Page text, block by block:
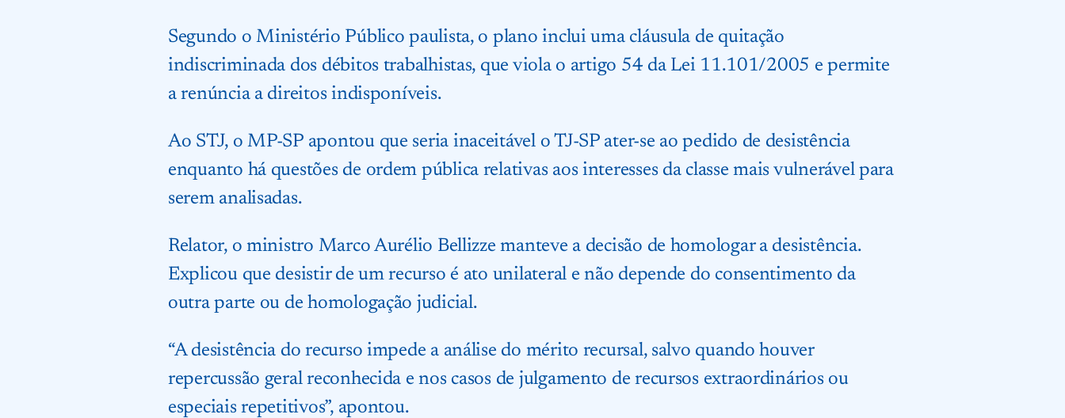
Segundo o Ministério Público paulista, o plano inclui uma cláusula de quitação
indiscriminada dos débitos trabalhistas, que viola o artigo 54 da Lei 11.101/2005 e permite
a renúncia a direitos indisponíveis.
Ao STJ, o MP-SP apontou que seria inaceitável o TJ-SP ater-se ao pedido de desistência
enquanto há questões de ordem pública relativas aos interesses da classe mais vulnerável para
serem analisadas.
Relator, o ministro Marco Aurélio Bellizze manteve a decisão de homologar a desistência.
Explicou que desistir de um recurso é ato unilateral e não depende do consentimento da
outra parte ou de homologação judicial.
“A desistência do recurso impede a análise do mérito recursal, salvo quando houver
repercussão geral reconhecida e nos casos de julgamento de recursos extraordinários ou
especiais repetitivos”, apontou.